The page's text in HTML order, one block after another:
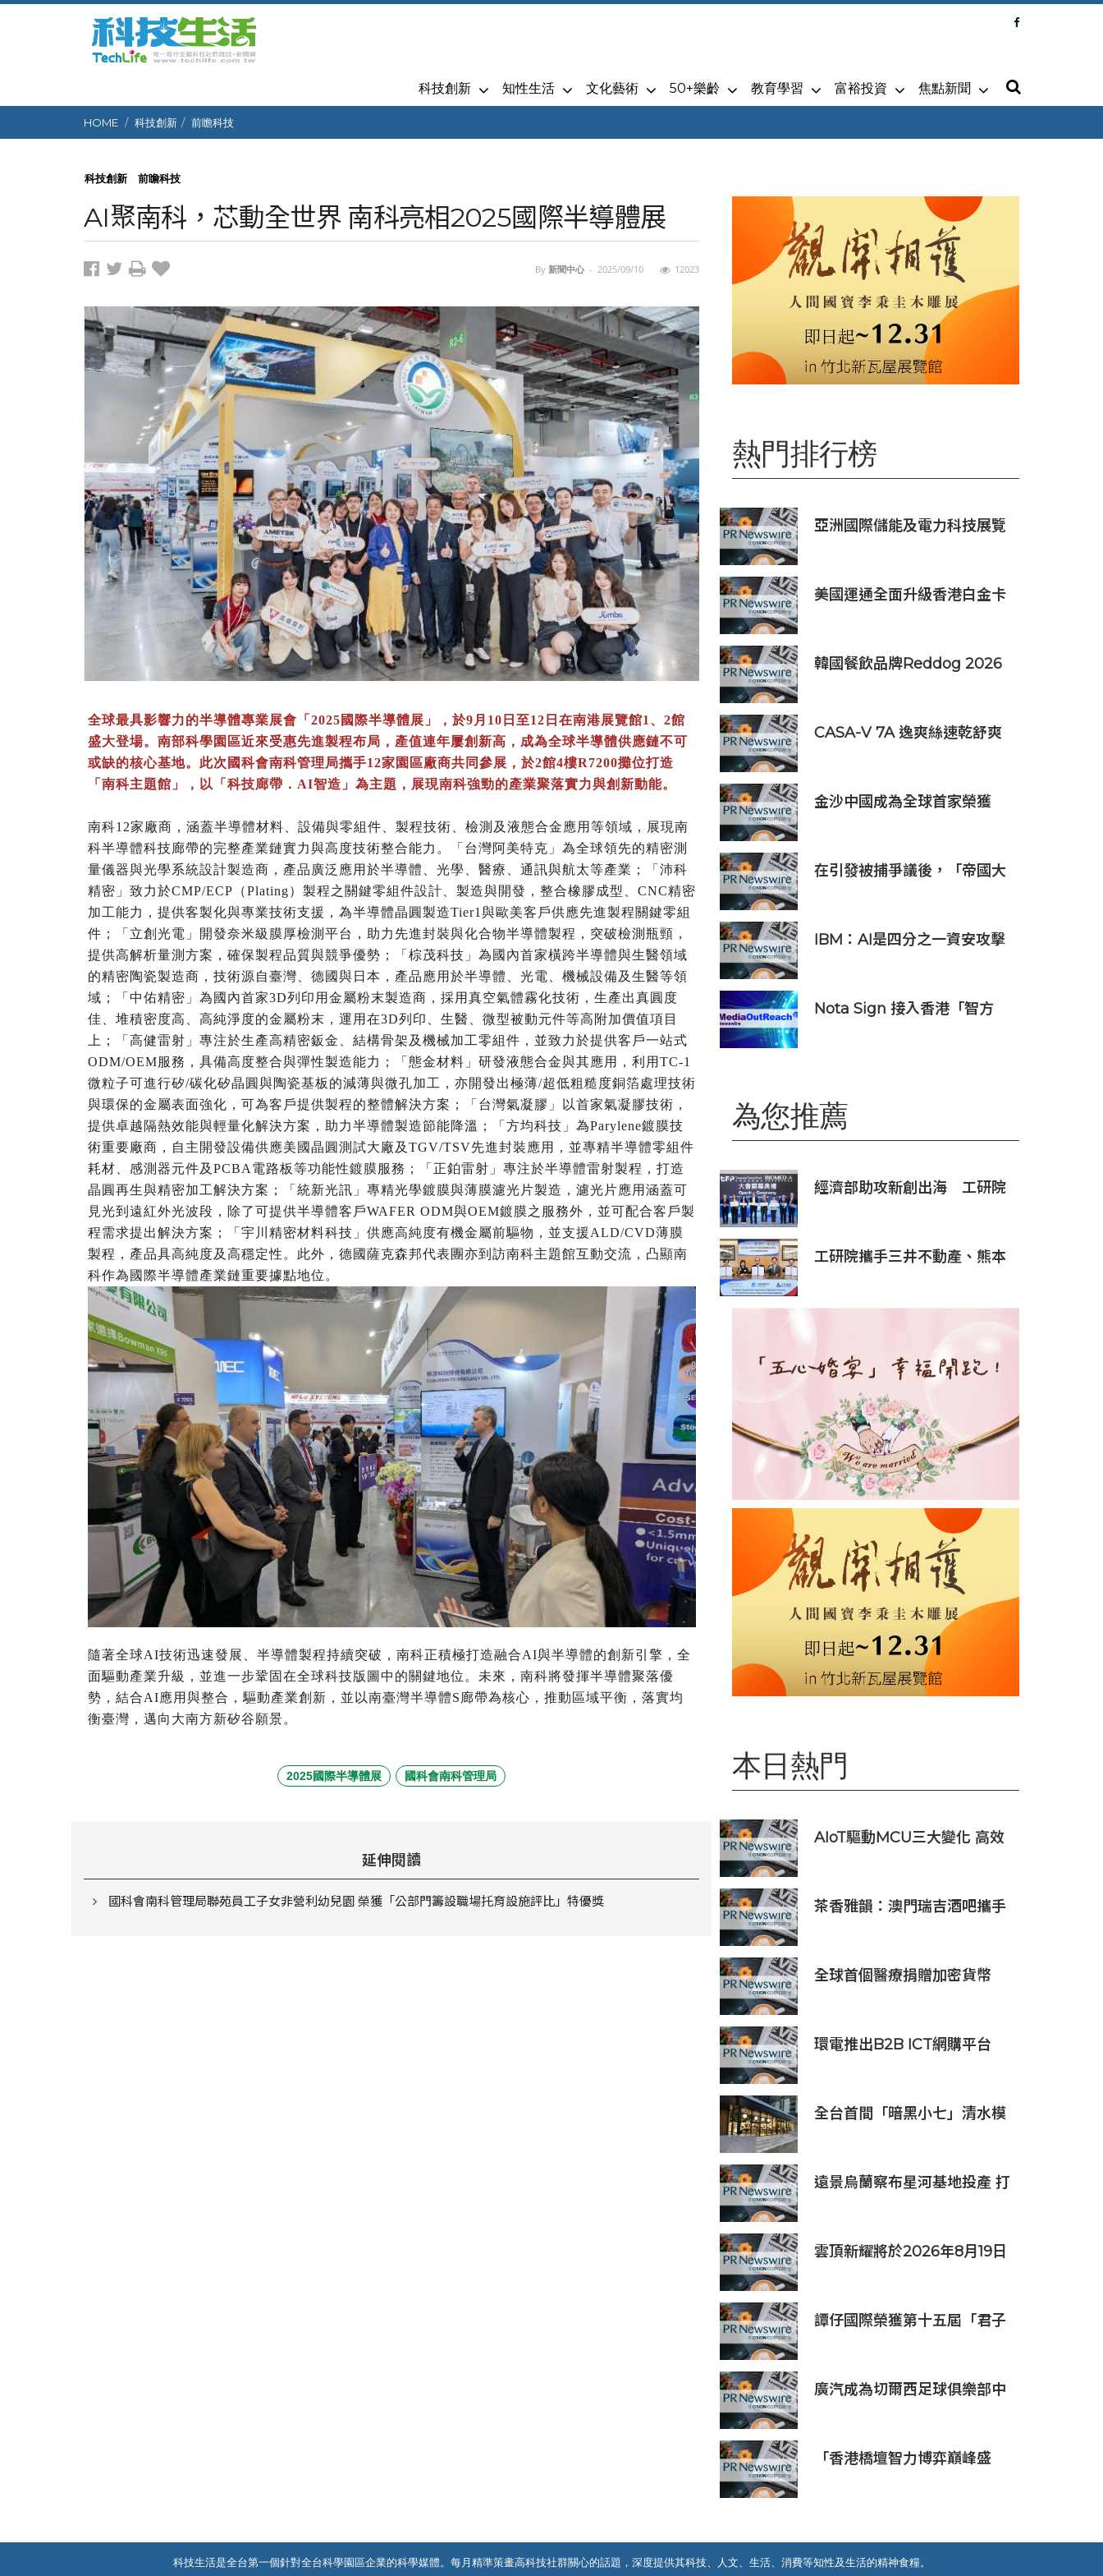
科技創新 知性生活 文化藝術 50+樂齡 教育學習 富裕投資 焦點新聞
HOME 科技創新 前瞻科技
科技創新 前瞻科技
AI聚南科，芯動全世界 南科亮相2025國際半導體展
By 新聞中心 - 2025/09/10 12023
全球最具影響力的半導體專業展會「2025國際半導體展」，於9月10日至12日在南港展覽館1、2館
盛大登場。南部科學園區近來受惠先進製程布局，產值連年屢創新高，成為全球半導體供應鏈不可
或缺的核心基地。此次國科會南科管理局攜手12家園區廠商共同參展，於2館4樓R7200攤位打造
「南科主題館」，以「科技廊帶．AI智造」為主題，展現南科強勁的產業聚落實力與創新動能。
南科12家廠商，涵蓋半導體材料、設備與零組件、製程技術、檢測及液態合金應用等領域，展現南
科半導體科技廊帶的完整產業鏈實力與高度技術整合能力。「台灣阿美特克」為全球領先的精密測
量儀器與光學系統設計製造商，產品廣泛應用於半導體、光學、醫療、通訊與航太等產業；「沛科
精密」致力於CMP/ECP（Plating）製程之關鍵零組件設計、製造與開發，整合橡膠成型、CNC精密
加工能力，提供客製化與專業技術支援，為半導體晶圓製造Tier1與歐美客戶供應先進製程關鍵零組
件；「立創光電」開發奈米級膜厚檢測平台，助力先進封裝與化合物半導體製程，突破檢測瓶頸，
提供高解析量測方案，確保製程品質與競爭優勢；「棕茂科技」為國內首家橫跨半導體與生醫領域
的精密陶瓷製造商，技術源自臺灣、德國與日本，產品應用於半導體、光電、機械設備及生醫等領
域；「中佑精密」為國內首家3D列印用金屬粉末製造商，採用真空氣體霧化技術，生產出真圓度
佳、堆積密度高、高純淨度的金屬粉末，運用在3D列印、生醫、微型被動元件等高附加價值項目
上；「高健雷射」專注於生產高精密鈑金、結構骨架及機械加工零組件，並致力於提供客戶一站式
ODM/OEM服務，具備高度整合與彈性製造能力；「態金材料」研發液態合金與其應用，利用TC-1
微粒子可進行矽/碳化矽晶圓與陶瓷基板的減薄與微孔加工，亦開發出極薄/超低粗糙度銅箔處理技術
與環保的金屬表面強化，可為客戶提供製程的整體解決方案；「台灣氣凝膠」以首家氣凝膠技術，
提供卓越隔熱效能與輕量化解決方案，助力半導體製造節能降溫；「方均科技」為Parylene鍍膜技
術重要廠商，自主開發設備供應美國晶圓測試大廠及TGV/TSV先進封裝應用，並專精半導體零組件
耗材、感測器元件及PCBA電路板等功能性鍍膜服務；「正鉑雷射」專注於半導體雷射製程，打造
晶圓再生與精密加工解決方案；「統新光訊」專精光學鍍膜與薄膜濾光片製造，濾光片應用涵蓋可
見光到遠紅外光波段，除了可提供半導體客戶WAFER ODM與OEM鍍膜之服務外，並可配合客戶製
程需求提出解決方案；「宇川精密材料科技」供應高純度有機金屬前驅物，並支援ALD/CVD薄膜
製程，產品具高純度及高穩定性。此外，德國薩克森邦代表團亦到訪南科主題館互動交流，凸顯南
科作為國際半導體產業鏈重要據點地位。
隨著全球AI技術迅速發展、半導體製程持續突破，南科正積極打造融合AI與半導體的創新引擎，全
面驅動產業升級，並進一步鞏固在全球科技版圖中的關鍵地位。未來，南科將發揮半導體聚落優
勢，結合AI應用與整合，驅動產業創新，並以南臺灣半導體S廊帶為核心，推動區域平衡，落實均
衡臺灣，邁向大南方新矽谷願景。
2025國際半導體展 國科會南科管理局
延伸閱讀
國科會南科管理局聯苑員工子女非營利幼兒園 榮獲「公部門籌設職場托育設施評比」特優獎
熱門排行榜
亞洲國際儲能及電力科技展覽
美國運通全面升級香港白金卡
韓國餐飲品牌Reddog 2026
CASA-V 7A 逸爽絲速乾舒爽
金沙中國成為全球首家榮獲
在引發被捕爭議後，「帝國大
台上就近期事件作出回應
IBM：AI是四分之一資安攻擊
Nota Sign 接入香港「智方
為您推薦
經濟部助攻新創出海 工研院
夥伴共拓全球商機
工研院攜手三井不動產、熊本
本日熱門
AIoT驅動MCU三大變化 高效
茶香雅韻：澳門瑞吉酒吧攜手
全球首個醫療捐贈加密貨幣
環電推出B2B ICT網購平台
全台首間「暗黑小七」清水模
遠景烏蘭察布星河基地投產 打
雲頂新耀將於2026年8月19日
譚仔國際榮獲第十五屆「君子
廣汽成為切爾西足球俱樂部中
「香港橋壇智力博弈巔峰盛
科技生活是全台第一個針對全台科學園區企業的科學媒體。每月精準策畫高科技社群關心的話題，深度提供其科技、人文、生活、消費等知性及生活的精神食糧。